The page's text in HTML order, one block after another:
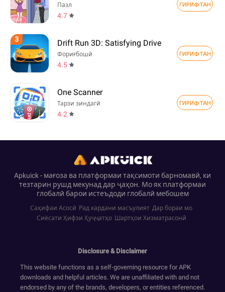
Пазл
4.7
ГИРИФТАН
3 Drift Run 3D: Satisfying Drive
Фориғбошӣ
4.5
ГИРИФТАН
One Scanner
Тарзи зиндагӣ
4.2
ГИРИФТАН
Apkuick - мағоза ва платформаи тақсимоти барномавӣ, ки
тезтарин рушд мекунад дар ҷаҳон. Мо як платформаи
глобалӣ барои истеъдоди глобалӣ мебошем
Саҳифаи Асосӣ Рад кардани масъулият Дар бораи мо
Сиёсати Ҳифзи Ҳуҷҷатҳо Шартҳои Хизматрасонӣ
Disclosure & Disclaimer
This website functions as a self-governing resource for APK
downloads and helpful articles. We are unaffiliated with and not
endorsed by any of the brands, developers, or entities referenced.